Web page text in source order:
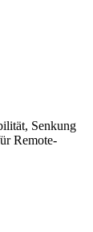
Senkung
Remote-